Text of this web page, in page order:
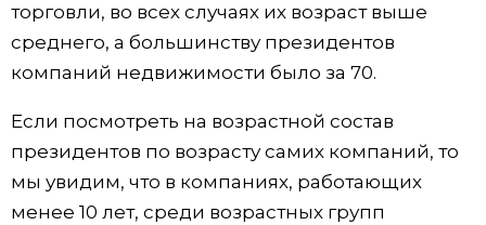
торговли, во всех случаях их возраст выше
среднего, а большинству президентов
компаний недвижимости было за 70.
Если посмотреть на возрастной состав
президентов по возрасту самих компаний, то
мы увидим, что в компаниях, работающих
менее 10 лет, среди возрастных групп